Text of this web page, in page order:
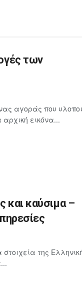
των
αγοράς που
εικόνα...
και καύσιμα –
της